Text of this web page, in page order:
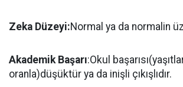
Zeka Düzeyi:Normal ya da normalin
Akademik Başarı:Okul
oranla)düşüktür ya da inişli çıkışlıdır.